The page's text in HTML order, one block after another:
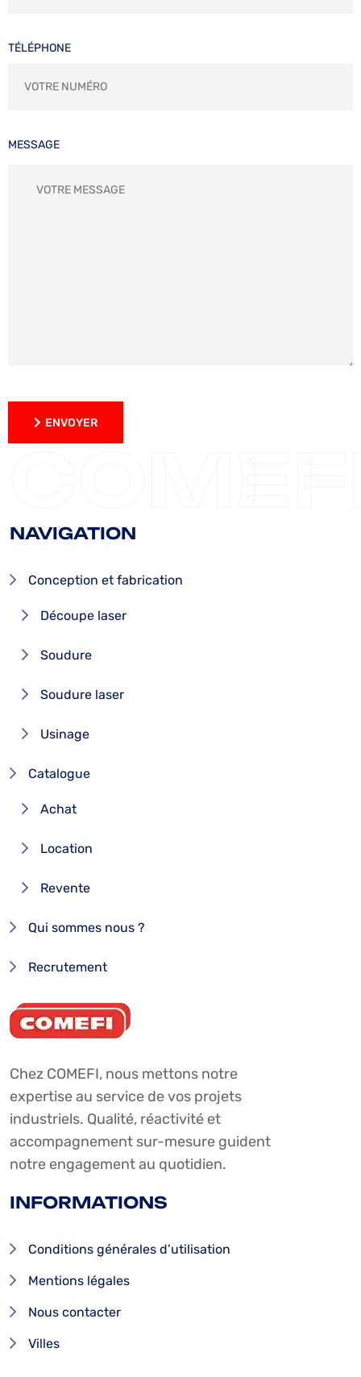
TÉLÉPHONE
MESSAGE
ENVOYER
NAVIGATION
Conception et fabrication
Découpe laser
Soudure
Soudure laser
Usinage
Catalogue
Achat
Location
Revente
Qui sommes nous ?
Recrutement
Chez COMEFI, nous mettons notre
expertise au service de vos projets
industriels. Qualité, réactivité et
accompagnement sur-mesure guident
notre engagement au quotidien.
INFORMATIONS
Conditions générales d’utilisation
Mentions légales
Nous contacter
Villes